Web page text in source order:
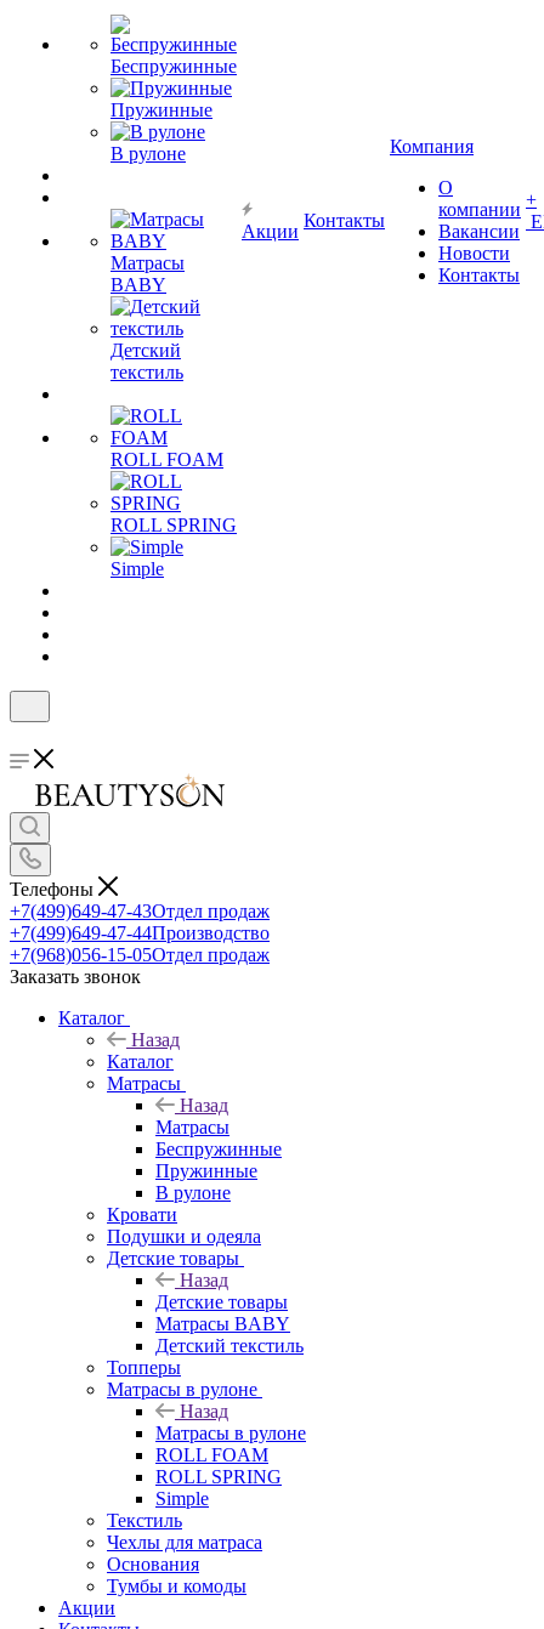
Беспружинные
Пружинные
В рулоне
Матрасы
BABY
Детский
текстиль
ROLL FOAM
ROLL SPRING
Simple
Акции
Контакты
Компания
О
компании
Вакансии
Новости
Контакты
+
Телефоны
+7(499)649-47-43Отдел продаж
+7(499)649-47-44Производство
+7(968)056-15-05Отдел продаж
Заказать звонок
Каталог
Назад
Каталог
Матрасы
Назад
Матрасы
Беспружинные
Пружинные
В рулоне
Кровати
Подушки и одеяла
Детские товары
Назад
Детские товары
Матрасы BABY
Детский текстиль
Топперы
Матрасы в рулоне
Назад
Матрасы в рулоне
ROLL FOAM
ROLL SPRING
Simple
Текстиль
Чехлы для матраса
Основания
Тумбы и комоды
Акции